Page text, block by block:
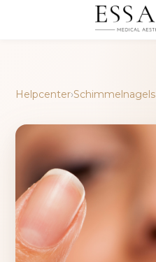
Helpcenter›Schimmelnagels